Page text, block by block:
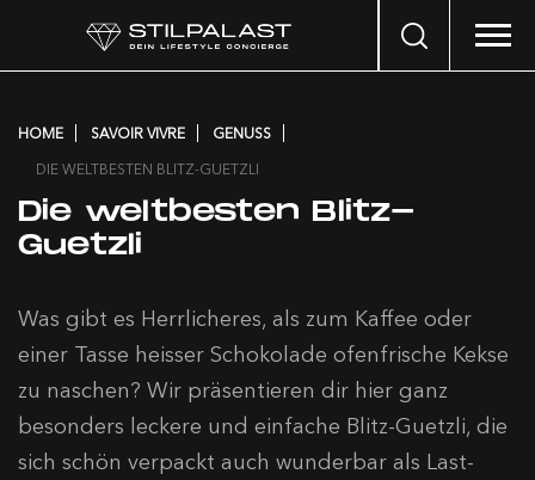
Search
HOME SAVOIR VIVRE
GENUSS
DIE WELTBESTEN BLITZ-GUETZLI
Die weltbesten Blitz-
Guetzli
Was gibt es Herrlicheres, als zum Kaffee oder
einer Tasse heisser Schokolade ofenfrische Kekse
zu naschen? Wir präsentieren dir hier ganz
besonders leckere und einfache Blitz-Guetzli, die
sich schön verpackt auch wunderbar als Last-